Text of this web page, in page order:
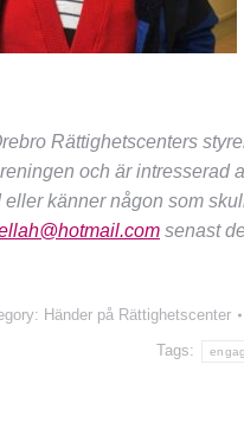
Rättighetscenters
och är intresserad
eller känner någon som
senast
Händer på Rättighetscenter
Tags: